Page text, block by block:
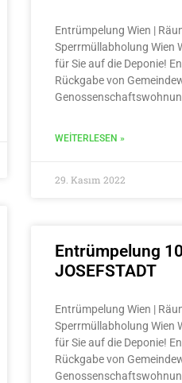
Entrümpelung Wien |
Sperrmüllabholung Wien
für Sie auf die Deponie!
Rückgabe von
WEITERLESEN »
29. Kasım 2022
Entrümpelung
JOSEFSTADT
Entrümpelung Wien |
Sperrmüllabholung Wien
für Sie auf die Deponie!
Rückgabe von